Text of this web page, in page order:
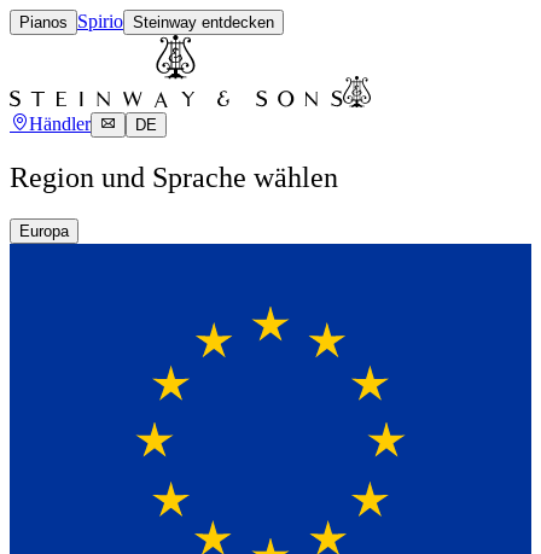
Pianos Spirio Steinway entdecken
Händler DE
Region und Sprache wählen
Europa